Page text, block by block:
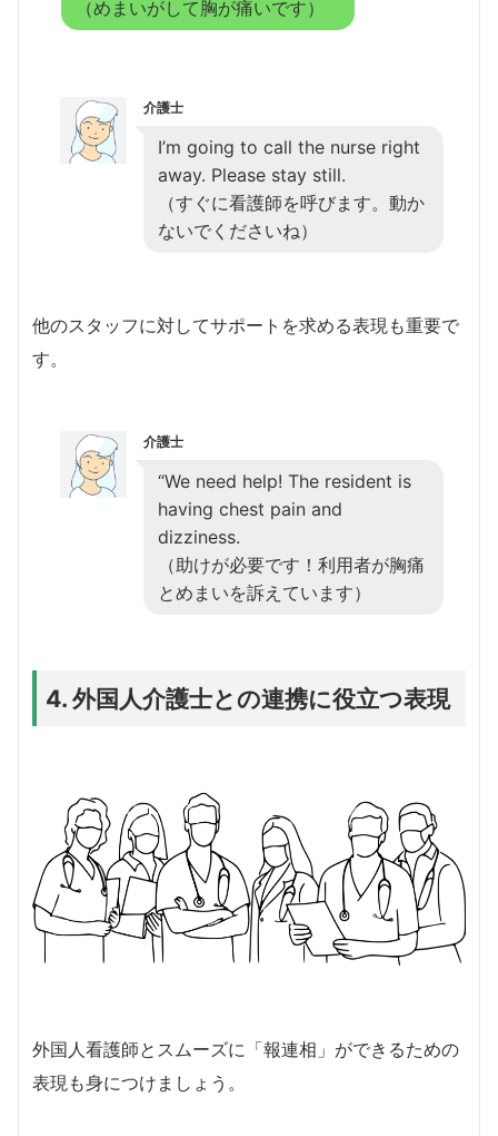
（めまいがして胸が痛いです）
介護士
I’m going to call the nurse right
away. Please stay still.
（すぐに看護師を呼びます。動か
ないでくださいね）
他のスタッフに対してサポートを求める表現も重要で
す。
介護士
“We need help! The resident is
having chest pain and
dizziness.
（助けが必要です！利用者が胸痛
とめまいを訴えています）
4. 外国人介護士との連携に役立つ表現
外国人看護師とスムーズに「報連相」ができるための
表現も身につけましょう。